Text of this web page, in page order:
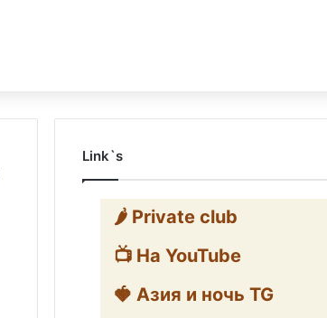
Link`s
🌶️ Private club
📺 На YouTube
🍓 Азия и ночь TG